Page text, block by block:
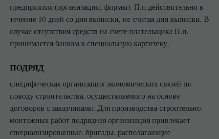
предприятия (организации, фирмы). П.п действительно в
течение 10 дней со дня выписки, не считая дня выписки. В
случае отсутствия средств на счете плательщика П.п.
принимается банком в специальную картотеку.
ПОДРЯД
специфическая организация экономических связей по
поводу строительства, осуществляемого на основе
договоров с заказчиками. Для производства строительно-
монтажных работ подрядная организация привлекает
специализированные, бригады, располагающие